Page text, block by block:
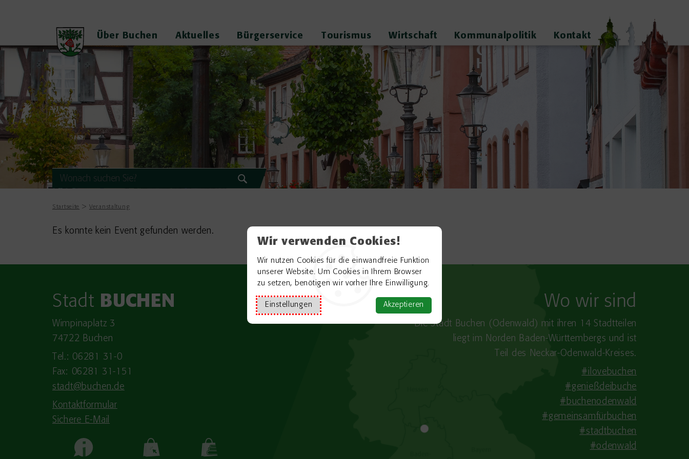
Wir verwenden Cookies!
Wir nutzen Cookies für die einwandfreie Funktion
unserer Website. Um Cookies in Ihrem Browser
zu setzen, benötigen wir vorher Ihre Einwilligung.
Einstellungen Akzeptieren
Über Buchen Aktuelles Bürgerservice Tourismus Wirtschaft Kommunalpolitik Kontakt
Startseite Veranstaltung
Es konnte kein Event gefunden werden.
Stadt BUCHEN
Wimpinaplatz 3
74722 Buchen
Tel.: 06281 31-0
Fax: 06281 31-151
stadt@buchen.de
Kontaktformular
Sichere E-Mail
Wo wir sind
Die Stadt Buchen (Odenwald) mit ihren 14 Stadtteilen
liegt im Norden Baden-​Württembergs und ist
Teil des Neckar-Odenwald-Kreises.
#ilovebuchen
#genießdeibuche
#buchenodenwald
#gemeinsamfürbuchen
#stadtbuchen
#odenwald